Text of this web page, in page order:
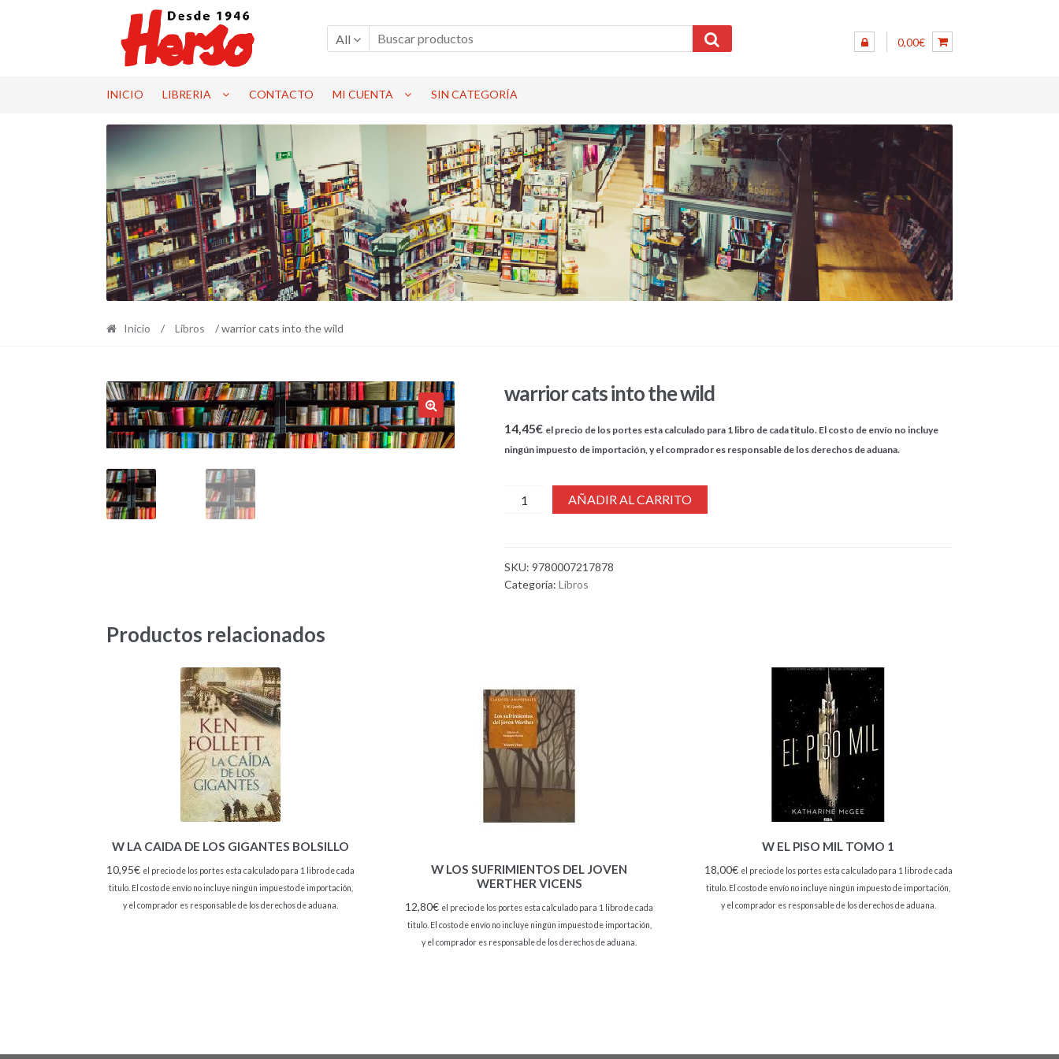
navegación
contenido
All 0,00€
INICIO LIBRERIA CONTACTO MI CUENTA SIN CATEGORÍA
Inicio / Libros / warrior cats into the wild
warrior cats into the wild
14,45€ el precio de los portes esta calculado para 1 libro de cada titulo. El costo de envío no incluye
ningún impuesto de importación, y el comprador es responsable de los derechos de aduana.
cantidad
into
the
AÑADIR AL CARRITO
SKU:9780007217878
Categoría:Libros
Productos relacionados
W LA CAIDA DE LOS GIGANTES BOLSILLO
10,95€ el precio de los portes esta calculado para 1 libro de cada
titulo. El costo de envío no incluye ningún impuesto de importación,
y el comprador es responsable de los derechos de aduana.
W LOS SUFRIMIENTOS DEL JOVEN
WERTHER VICENS
12,80€ el precio de los portes esta calculado para 1 libro de cada
titulo. El costo de envío no incluye ningún impuesto de importación,
y el comprador es responsable de los derechos de aduana.
W EL PISO MIL TOMO 1
18,00€ el precio de los portes esta calculado para 1 libro de cada
titulo. El costo de envío no incluye ningún impuesto de importación,
y el comprador es responsable de los derechos de aduana.